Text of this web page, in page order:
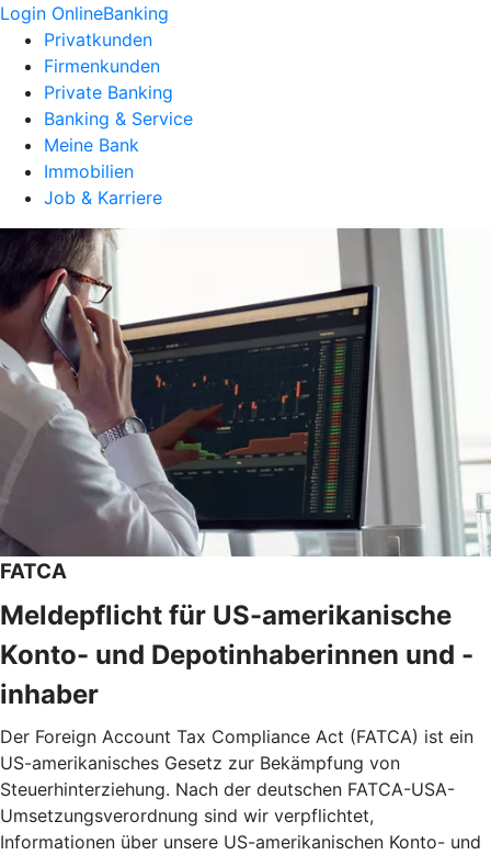
Login OnlineBanking
Privatkunden
Firmenkunden
Private Banking
Banking & Service
Meine Bank
Immobilien
Job & Karriere
FATCA
Meldepflicht für US-amerikanische
Konto- und Depotinhaberinnen und -
inhaber
Der Foreign Account Tax Compliance Act (FATCA) ist ein
US-amerikanisches Gesetz zur Bekämpfung von
Steuerhinterziehung. Nach der deutschen FATCA-USA-
Umsetzungsverordnung sind wir verpflichtet,
Informationen über unsere US-amerikanischen Konto- und